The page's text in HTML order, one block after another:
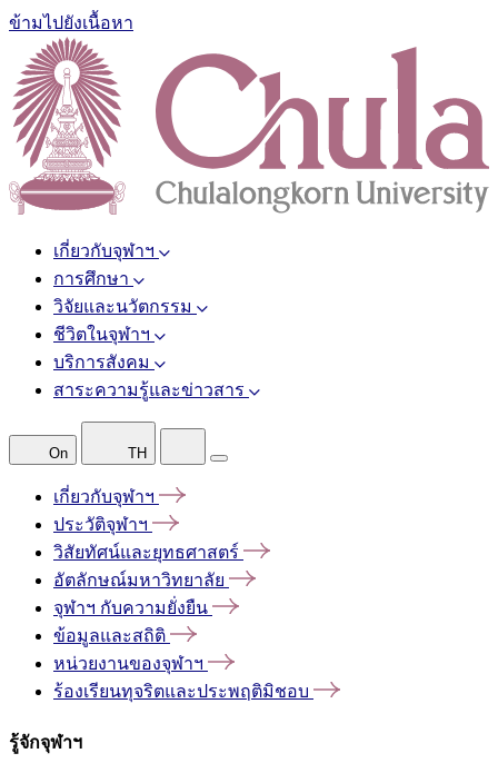
ข้ามไปยังเนื้อหา
เกี่ยวกับจุฬาฯ
การศึกษา
วิจัยและนวัตกรรม
ชีวิตในจุฬาฯ
บริการสังคม
สาระความรู้และข่าวสาร
On TH
เกี่ยวกับจุฬาฯ
ประวัติจุฬาฯ
วิสัยทัศน์และยุทธศาสตร์
อัตลักษณ์มหาวิทยาลัย
จุฬาฯ กับความยั่งยืน
ข้อมูลและสถิติ
หน่วยงานของจุฬาฯ
ร้องเรียนทุจริตและประพฤติมิชอบ
รู้จักจุฬาฯ